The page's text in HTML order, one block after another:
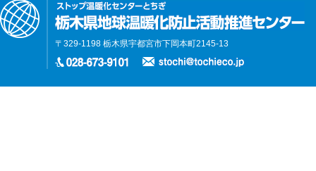
〒329-1198 栃木県宇都宮市下岡本町2145-13